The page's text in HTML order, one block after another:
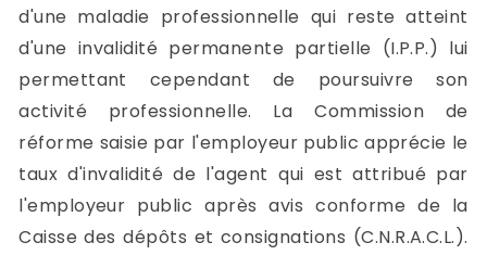
d'une maladie professionnelle qui reste atteint
d'une invalidité permanente partielle (I.P.P.) lui
permettant cependant de poursuivre son
activité professionnelle. La Commission de
réforme saisie par l'employeur public apprécie le
taux d'invalidité de l'agent qui est attribué par
l'employeur public après avis conforme de la
Caisse des dépôts et consignations (C.N.R.A.C.L.).